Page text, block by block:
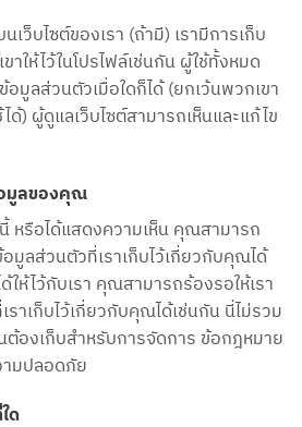
เว็บไซต์ของเรา (ถ้ามี) เรามีการเก็บ
ให้ไว้ในโปรไฟล์เช่นกัน ผู้ใช้ทั้งหมด
มูลส่วนตัวเมื่อใดก็ได้ (ยกเว้นพวกเขา
ด้) ผู้ดูแลเว็บไซต์สามารถเห็นและแก้ไข
มูลของคุณ
หรือได้แสดงความเห็น คุณสามารถ
มูลส่วนตัวที่เราเก็บไว้เกี่ยวกับคุณได้
ห้ไว้กับเรา คุณสามารถร้องรอให้เรา
าเก็บไว้เกี่ยวกับคุณได้เช่นกัน นี่ไม่รวม
ต้องเก็บสำหรับการจัดการ ข้อกฎหมาย
มปลอดภัย
ด